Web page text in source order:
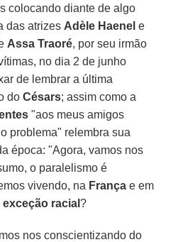
colocando diante de algo
das atrizes Adèle Haenel e
Assa Traoré, por seu irmão
no dia 2 de junho
de lembrar a última
doCésars; assim como a
"aos meus amigos
problema" relembra sua
época: "Agora, vamos nos
o paralelismo é
vivendo, na França e em
exceção racial?
nos conscientizando do